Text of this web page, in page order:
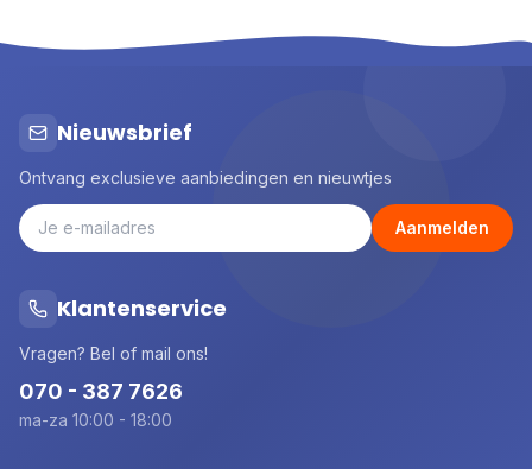
Nieuwsbrief
Ontvang exclusieve aanbiedingen en nieuwtjes
Aanmelden
Klantenservice
Vragen? Bel of mail ons!
070 - 387 7626
ma-za 10:00 - 18:00